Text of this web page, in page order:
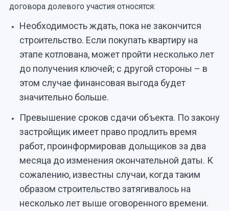
договора долевого участия относятся:
Необходимость ждать, пока не закончится
строительство. Если покупать квартиру на
этапе котлована, может пройти несколько лет
до получения ключей; с другой стороны – в
этом случае финансовая выгода будет
значительно больше.
Превышение сроков сдачи объекта. По закону
застройщик имеет право продлить время
работ, проинформировав дольщиков за два
месяца до изменения окончательной даты. К
сожалению, известны случаи, когда таким
образом строительство затягивалось на
несколько лет выше оговоренного времени.